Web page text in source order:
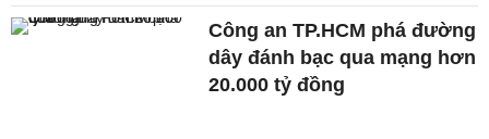
Công an TP.HCM phá đường
dây đánh bạc qua mạng hơn
20.000 tỷ đồng